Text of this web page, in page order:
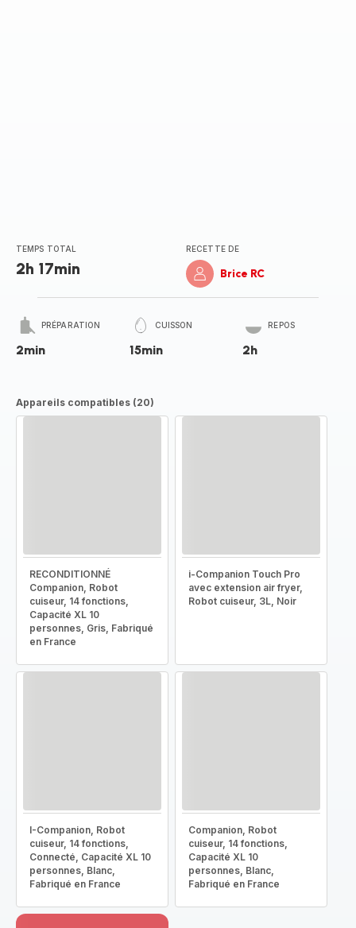
TEMPS TOTAL
2h 17min
RECETTE DE
Brice RC
PRÉPARATION
2min
CUISSON
15min
REPOS
2h
Appareils compatibles (20)
RECONDITIONNÉ
Companion, Robot
cuiseur, 14 fonctions,
Capacité XL 10
personnes, Gris, Fabriqué
en France
i-Companion Touch Pro
avec extension air fryer,
Robot cuiseur, 3L, Noir
I-Companion, Robot
cuiseur, 14 fonctions,
Connecté, Capacité XL 10
personnes, Blanc,
Fabriqué en France
Companion, Robot
cuiseur, 14 fonctions,
Capacité XL 10
personnes, Blanc,
Fabriqué en France